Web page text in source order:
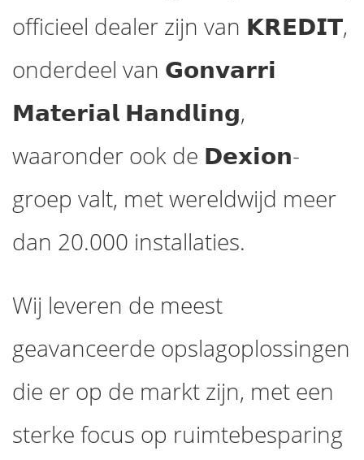
officieel dealer zijn van 𝗞𝗥𝗘𝗗𝗜𝗧,
onderdeel van 𝗚𝗼𝗻𝘃𝗮𝗿𝗿𝗶
𝗠𝗮𝘁𝗲𝗿𝗶𝗮𝗹 𝗛𝗮𝗻𝗱𝗹𝗶𝗻𝗴,
waaronder ook de 𝗗𝗲𝘅𝗶𝗼𝗻-
groep valt, met wereldwijd meer
dan 20.000 installaties.
Wij leveren de meest
geavanceerde opslagoplossingen
die er op de markt zijn, met een
sterke focus op ruimtebesparing